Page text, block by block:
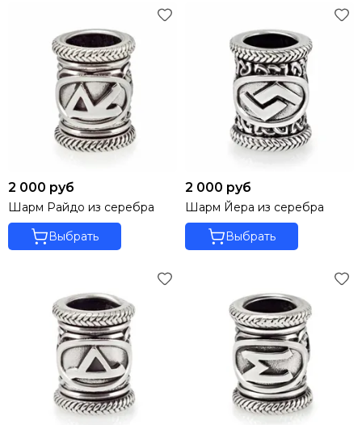
2 000 руб
Шарм Райдо из серебра
Выбрать
2 000 руб
Шарм Йера из серебра
Выбрать